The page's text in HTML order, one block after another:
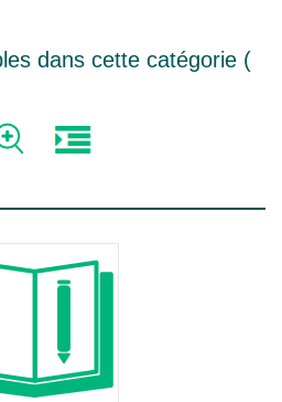
dans cette catégorie (